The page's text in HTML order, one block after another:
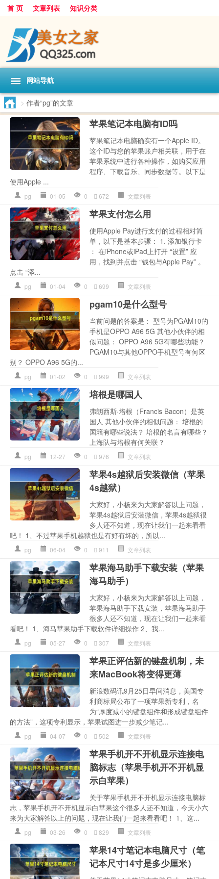
首 页 文章列表 知识分类
网站导航
> 作者“pg”的文章
苹果笔记本电脑有ID吗
苹果笔记本电脑确实有一个Apple ID。
这个ID与您的苹果账户相关联，用于在
苹果系统中进行各种操作，如购买应用
程序、下载音乐、同步数据等。以下是
使用Apple ...
pg 01-05 0 672 文章列表
苹果支付怎么用
使用Apple Pay进行支付的过程相对简
单，以下是基本步骤： 1. 添加银行卡
： 在iPhone或iPad上打开 “设置” 应
用，找到并点击 “钱包与Apple Pay” 。
点击 “添...
pg 01-04 0 699 文章列表
pgam10是什么型号
当前问题的答案是： 型号为PGAM10的
手机是OPPO A96 5G 其他小伙伴的相
似问题： OPPO A96 5G有哪些功能？
PGAM10与其他OPPO手机型号有何区
别？ OPPO A96 5G的...
pg 01-02 0 999 文章列表
培根是哪国人
弗朗西斯·培根（Francis Bacon）是英
国人 其他小伙伴的相似问题： 培根的
国籍有哪些说法？ 培根的名言有哪些？
上海队与培根有何关联？
pg 12-27 0 976 文章列表
苹果4s越狱后安装微信（苹果
4s越狱）
大家好，小杨来为大家解答以上问题，
苹果4s越狱后安装微信，苹果4s越狱很
多人还不知道，现在让我们一起来看看
吧！ 1、不过苹果手机越狱也是有好有坏的，所以...
pg 06-04 0 911 文章列表
苹果海马助手下载安装（苹果
海马助手）
大家好，小杨来为大家解答以上问题，
苹果海马助手下载安装，苹果海马助手
很多人还不知道，现在让我们一起来看
看吧！ 1、海马苹果助手下载软件详细操作 2、我...
pg 05-27 0 307 文章列表
苹果正评估新的键盘机制，未
来MacBook将变得更薄
新浪数码讯9月25日早间消息，美国专
利商标局公布了一项苹果新专利，名
为“厚度减小的键盘组件和形成键盘组件
的方法”，这项专利显示，苹果试图进一步减少笔记...
pg 04-07 0 502 文章列表
苹果手机开不开机显示连接电
脑标志（苹果手机开不开机显
示白苹果）
关于苹果手机开不开机显示连接电脑标
志，苹果手机开不开机显示白苹果这个很多人还不知道，今天小六
来为大家解答以上的问题，现在让我们一起来看看吧！ 1、这...
pg 03-26 0 829 文章列表
苹果14寸笔记本电脑尺寸（笔
记本尺寸14寸是多少厘米）